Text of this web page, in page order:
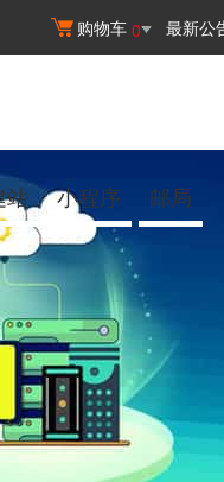
购物车 0 最新公
站 小程序 邮局